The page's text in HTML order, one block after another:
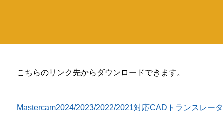
こちらのリンク先からダウンロードできます。
Mastercam2024/2023/2022/2021対応CADトランスレータ